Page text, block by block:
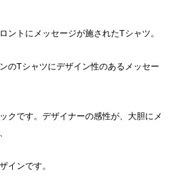
ントにメッセージが施されたTシャツ。
のTシャツにデザイン性のあるメッセー
クです。デザイナーの感性が、大胆にメ
インです。